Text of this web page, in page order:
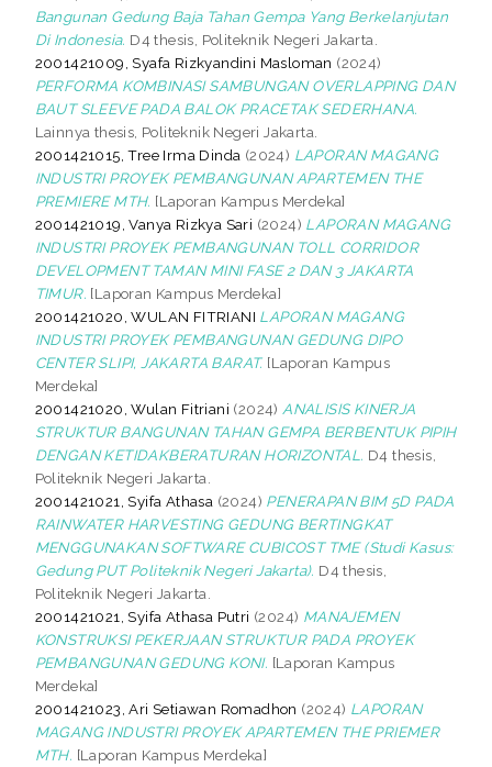
Bangunan Gedung Baja Tahan Gempa Yang Berkelanjutan
Di Indonesia. D4 thesis, Politeknik Negeri Jakarta.
2001421009, Syafa Rizkyandini Masloman (2024)
PERFORMA KOMBINASI SAMBUNGAN OVERLAPPING DAN
BAUT SLEEVE PADA BALOK PRACETAK SEDERHANA.
Lainnya thesis, Politeknik Negeri Jakarta.
2001421015, Tree Irma Dinda (2024) LAPORAN MAGANG
INDUSTRI PROYEK PEMBANGUNAN APARTEMEN THE
PREMIERE MTH. [Laporan Kampus Merdeka]
2001421019, Vanya Rizkya Sari (2024) LAPORAN MAGANG
INDUSTRI PROYEK PEMBANGUNAN TOLL CORRIDOR
DEVELOPMENT TAMAN MINI FASE 2 DAN 3 JAKARTA
TIMUR. [Laporan Kampus Merdeka]
2001421020, WULAN FITRIANI LAPORAN MAGANG
INDUSTRI PROYEK PEMBANGUNAN GEDUNG DIPO
CENTER SLIPI, JAKARTA BARAT. [Laporan Kampus
Merdeka]
2001421020, Wulan Fitriani (2024) ANALISIS KINERJA
STRUKTUR BANGUNAN TAHAN GEMPA BERBENTUK PIPIH
DENGAN KETIDAKBERATURAN HORIZONTAL. D4 thesis,
Politeknik Negeri Jakarta.
2001421021, Syifa Athasa (2024) PENERAPAN BIM 5D PADA
RAINWATER HARVESTING GEDUNG BERTINGKAT
MENGGUNAKAN SOFTWARE CUBICOST TME (Studi Kasus:
Gedung PUT Politeknik Negeri Jakarta). D4 thesis,
Politeknik Negeri Jakarta.
2001421021, Syifa Athasa Putri (2024) MANAJEMEN
KONSTRUKSI PEKERJAAN STRUKTUR PADA PROYEK
PEMBANGUNAN GEDUNG KONI. [Laporan Kampus
Merdeka]
2001421023, Ari Setiawan Romadhon (2024) LAPORAN
MAGANG INDUSTRI PROYEK APARTEMEN THE PRIEMER
MTH. [Laporan Kampus Merdeka]